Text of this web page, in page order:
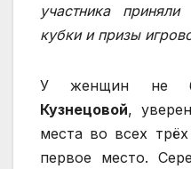
участника
кубки и призы
У женщин не
Кузнецовой,
места во всех
первое место.